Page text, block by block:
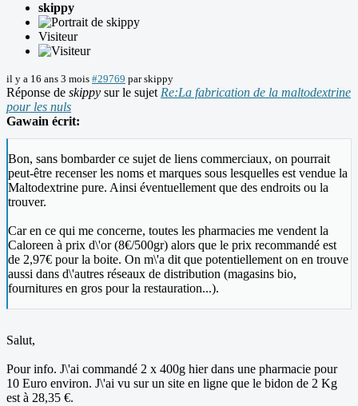
skippy
Visiteur
il y a 16 ans 3 mois #29769 parskippy
Réponse de skippy sur le sujet Re:La fabrication de la maltodextrine
pour les nuls
Gawain écrit:
Bon, sans bombarder ce sujet de liens commerciaux, on pourrait
peut-être recenser les noms et marques sous lesquelles est vendue la
Maltodextrine pure. Ainsi éventuellement que des endroits ou la
trouver.
Car en ce qui me concerne, toutes les pharmacies me vendent la
Caloreen à prix d\'or (8€/500gr) alors que le prix recommandé est
de 2,97€ pour la boite. On m\'a dit que potentiellement on en trouve
aussi dans d\'autres réseaux de distribution (magasins bio,
fournitures en gros pour la restauration...).
Salut,
Pour info. J\'ai commandé 2 x 400g hier dans une pharmacie pour
10 Euro environ. J\'ai vu sur un site en ligne que le bidon de 2 Kg
est à 28,35 €.